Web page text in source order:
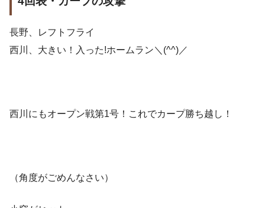
長野、レフトフライ
西川、大きい！入った!ホームラン＼(^^)／
西川にもオープン戦第1号！これでカープ勝ち越し！
（角度がごめんなさい）